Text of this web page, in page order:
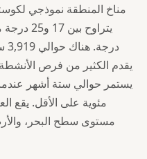
مناخ المنطقة نموذجي
يقدم الكثير من فرص